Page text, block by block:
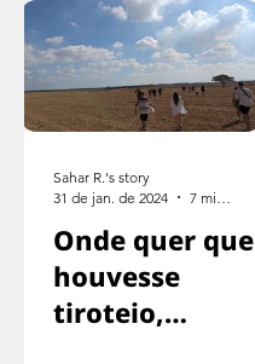
Onde quer que
houvesse
tiroteio,
Sahar R.'s story
31 de jan. de 2024